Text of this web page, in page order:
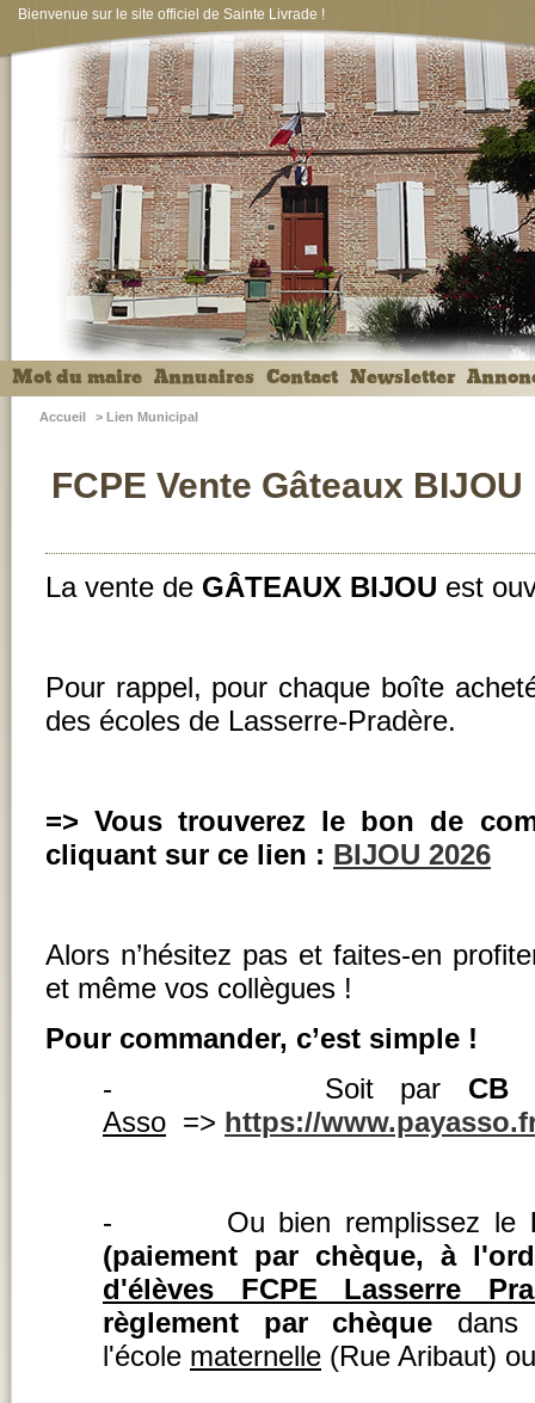
Bienvenue sur le site officiel de Sainte Livrade !
Mot du maire Annuaires Contact Newsletter
Accueil > Lien Municipal
FCPE Vente Gâteaux BIJOU
La vente de GÂTEAUX BIJOU est
Pour rappel, pour chaque boîte
des écoles de Lasserre-Pradère.
=> Vous trouverez le bon de
cliquant sur ce lien : BIJOU 2026
Alors n’hésitez pas et faites-en
et même vos collègues !
Pour commander, c’est simple !
- Soit par CB
Asso => https://
- Ou bien remplissez le
(paiement par chèque, à
d'élèves FCPE Lasserre
règlement par chèque dans
l'école maternelle (Rue Aribaut)